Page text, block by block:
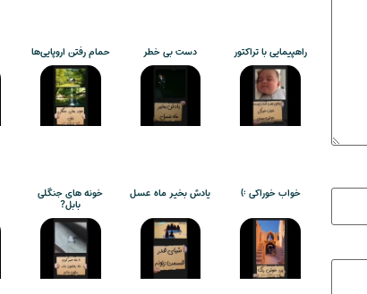
راهپیمایی با تراکتور دست بی خطر حمام رفتن اروپایی‌ها
خواب خوراکی :) یادش بخیر ماه عسل خونه های جنگلی
بابل?